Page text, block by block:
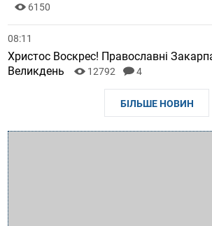
6150
08:11
Христос Воскрес! Православні
Великдень
12792 4
БІЛЬШЕ НОВИН